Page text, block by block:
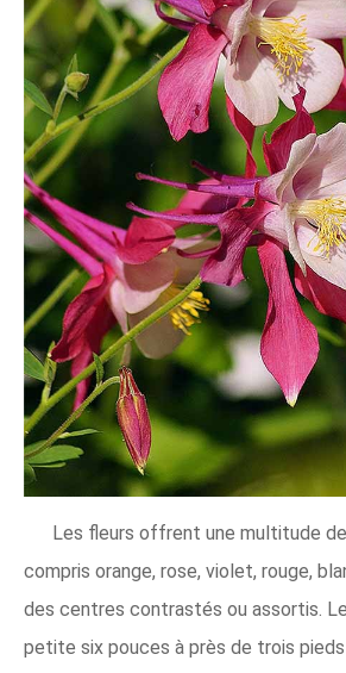
Les fleurs offrent une multitude
compris orange, rose, violet, rouge,
des centres contrastés ou assortis.
petite six pouces à près de trois